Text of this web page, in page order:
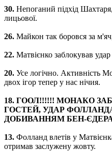
30. Непоганий підхід
лицьової.
26. Майкон так боровся за
22. Матвієнко заблокував
20. Усе логічно. Активність
двох ігор тепер у нас нічия.
18. ГООЛ!!!!!! МОНАКО
ГОСТЕЙ, УДАР
ДОБИВАННЯМ БЕН-
13. Фолланд влетів у
отримав заслужену жовту.